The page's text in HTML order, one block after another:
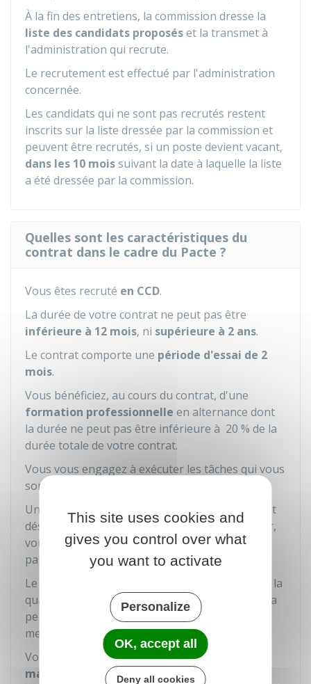
À la fin des entretiens, la commission dresse la
liste des candidats proposéset la transmet à
l'administration qui recrute.
Le recrutement est effectué par l'administration
concernée.
Les candidats qui ne sont pas recrutés restent
inscrits sur la liste dressée par la commission et
peuvent être recrutés, si un poste devient vacant,
dans les 10 moissuivant la date à laquelle la liste
a été dressée par la commission.
Quelles sont les caractéristiques du
contrat dans le cadre du Pacte ?
Vous êtes recruté en CCD.
La durée de votre contrat ne peut pas être
inférieure à 12 mois, ni supérieure à 2 ans.
Le contrat comporte une période d'essai de 2
mois.
Vous bénéficiez, au cours du contrat, d'une
formation professionnelle en alternance dont
la durée ne peut pas être inférieure à 20 % de la
durée totale de votre contrat.
Vous vous engagez à exécuter les tâches qui vous
sont confiées et à suivre cette formation.
Un agent de votre administration employeur est
désigné tuteur pour vous accueillir, vous guider,
vous apporter tout conseil utile et suivre votre
parcours de formation.
Le programme de formation, l'intitulé précis de la
qualification préparée et le nom et le statut de la
personne désignée comme tuteur sont
mentionnés dans votre contrat.
Votre contrat peut êtrerenouvelé pour un an
maximum
si vous échouez aux épreuves
This site uses cookies and
gives you control over what
you want to activate
Personalize
OK, accept all
Deny all cookies